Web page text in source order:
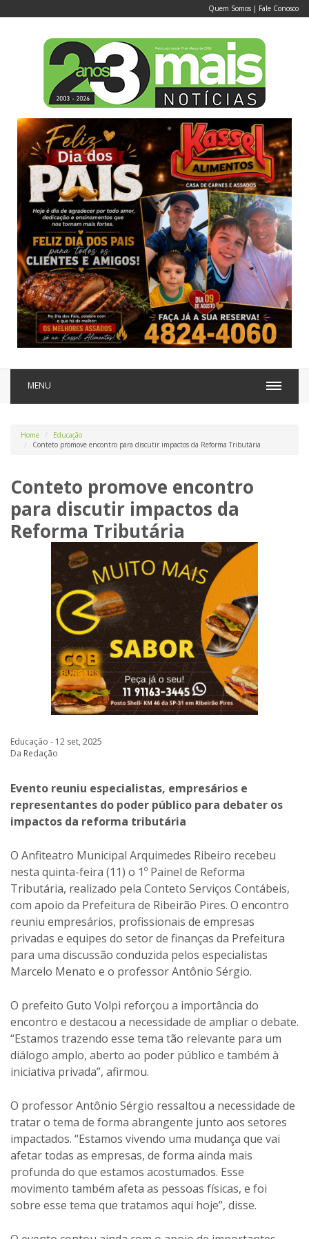
Quem Somos | Fale Conosco
MENU
Home
Educação
Conteto promove encontro para discutir impactos da Reforma Tributária
Conteto promove encontro
para discutir impactos da
Reforma Tributária
Educação - 12 set, 2025
Da Redação
Evento reuniu especialistas, empresários e
representantes do poder público para debater os
impactos da reforma tributária
O Anfiteatro Municipal Arquimedes Ribeiro recebeu
nesta quinta-feira (11) o 1º Painel de Reforma
Tributária, realizado pela Conteto Serviços Contábeis,
com apoio da Prefeitura de Ribeirão Pires. O encontro
reuniu empresários, profissionais de empresas
privadas e equipes do setor de finanças da Prefeitura
para uma discussão conduzida pelos especialistas
Marcelo Menato e o professor Antônio Sérgio.
O prefeito Guto Volpi reforçou a importância do
encontro e destacou a necessidade de ampliar o debate.
“Estamos trazendo esse tema tão relevante para um
diálogo amplo, aberto ao poder público e também à
iniciativa privada”, afirmou.
O professor Antônio Sérgio ressaltou a necessidade de
tratar o tema de forma abrangente junto aos setores
impactados. “Estamos vivendo uma mudança que vai
afetar todas as empresas, de forma ainda mais
profunda do que estamos acostumados. Esse
movimento também afeta as pessoas físicas, e foi
sobre esse tema que tratamos aqui hoje”, disse.